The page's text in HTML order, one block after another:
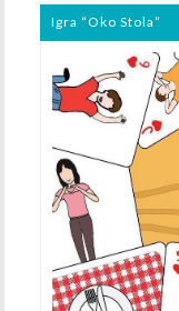
Igra “Oko Stola”